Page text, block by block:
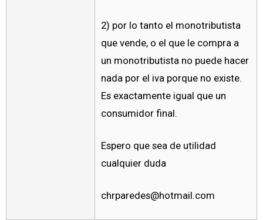
2) por lo tanto el monotributista
que vende, o el que le compra a
un monotributista no puede hacer
nada por el iva porque no existe.
Es exactamente igual que un
consumidor final.
Espero que sea de utilidad
cualquier duda
chrparedes@hotmail.com